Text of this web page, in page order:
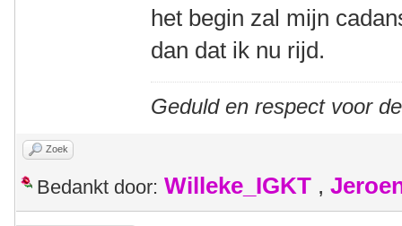
het begin zal mijn
dan dat ik nu rijd.
Geduld en respect voor
Zoek
Bedankt door: Willeke_IGKT ,